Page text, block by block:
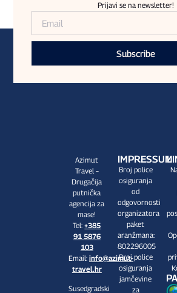
Prijavi se na newsletter!
Subscribe
Azimut
Travel –
Drugačija
putnička
agencija za
mase!
Tel:+385
91 5876
103
Email:info@azimut-
travel.hr
Susedgradski
IMPRESSUM
Broj police
osiguranja
od
odgovornosti
organizatora
paket
aranžmana:
802296005
Broj police
osiguranja
jamčevine
za